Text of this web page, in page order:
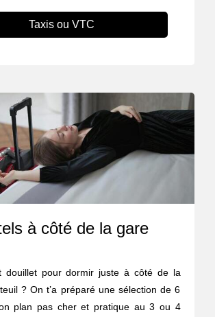
Taxis ou VTC
à côté de la gare
douillet pour dormir juste à côté de la
? On t’a préparé une sélection de 6
plan pas cher et pratique au 3 ou 4